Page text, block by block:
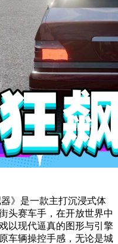
》是一款主打沉浸式体
头赛车手，在开放世界中
以现代逼真的图形与引擎
车辆操控手感，无论是城